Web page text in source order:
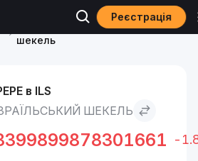
Реєстрація
Pepe to Новий ізраїльський
шекель
в ILS
ШЕКЕЛЬ
-